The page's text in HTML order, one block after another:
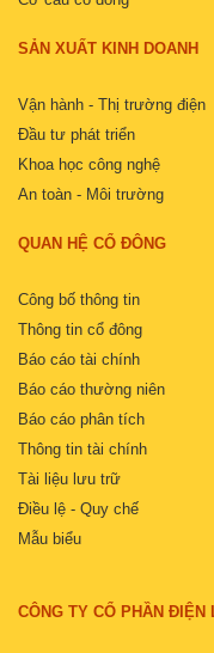
SẢN XUẤT KINH DOANH
Vận hành - Thị trường điện
Đầu tư phát triển
Khoa học công nghệ
An toàn - Môi trường
QUAN HỆ CỔ ĐÔNG
Công bố thông tin
Thông tin cổ đông
Báo cáo tài chính
Báo cáo thường niên
Báo cáo phân tích
Thông tin tài chính
Tài liệu lưu trữ
Điều lệ - Quy chế
Mẫu biểu
CÔNG TY CỔ PHẦN ĐIỆN